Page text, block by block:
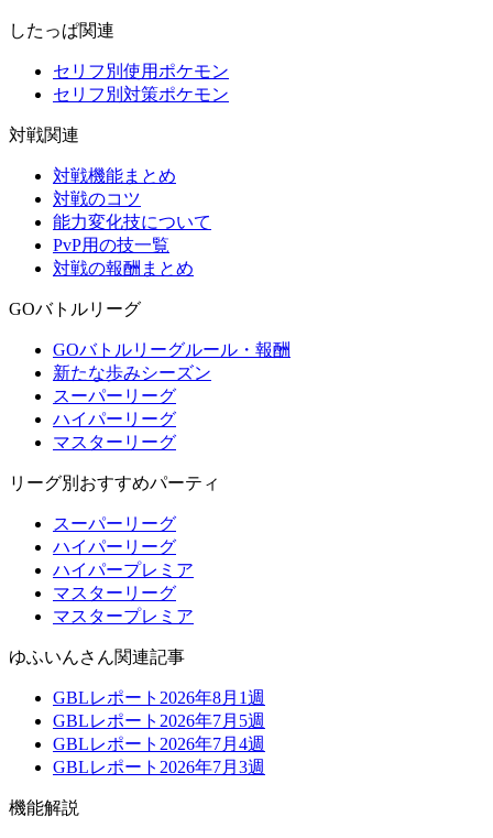
したっぱ関連
セリフ別使用ポケモン
セリフ別対策ポケモン
対戦関連
対戦機能まとめ
対戦のコツ
能力変化技について
PvP用の技一覧
対戦の報酬まとめ
GOバトルリーグ
GOバトルリーグルール・報酬
新たな歩みシーズン
スーパーリーグ
ハイパーリーグ
マスターリーグ
リーグ別おすすめパーティ
スーパーリーグ
ハイパーリーグ
ハイパープレミア
マスターリーグ
マスタープレミア
ゆふいんさん関連記事
GBLレポート2026年8月1週
GBLレポート2026年7月5週
GBLレポート2026年7月4週
GBLレポート2026年7月3週
機能解説